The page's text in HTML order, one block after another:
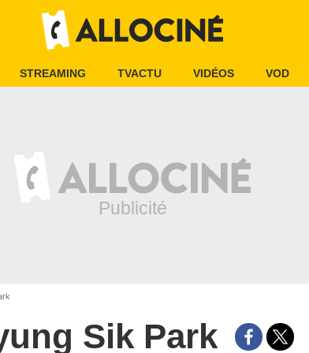
STREAMING TVACTU VIDÉOS VOD
Sik Park